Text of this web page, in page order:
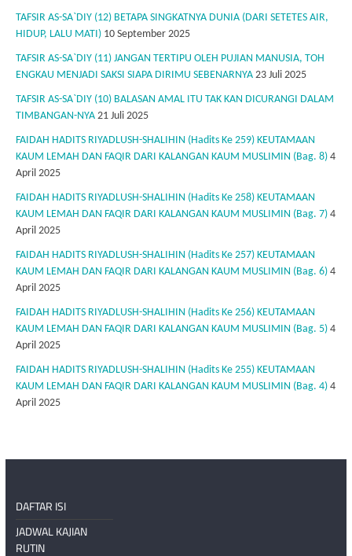
TAFSIR AS-SA`DIY (12) BETAPA SINGKATNYA DUNIA (DARI SETETES AIR,
HIDUP, LALU MATI) 10 September 2025
TAFSIR AS-SA`DIY (11) JANGAN TERTIPU OLEH PUJIAN MANUSIA, TOH
ENGKAU MENJADI SAKSI SIAPA DIRIMU SEBENARNYA 23 Juli 2025
TAFSIR AS-SA`DIY (10) BALASAN AMAL ITU TAK KAN DICURANGI DALAM
TIMBANGAN-NYA 21 Juli 2025
FAIDAH HADITS RIYADLUSH-SHALIHIN (Hadits Ke 259) KEUTAMAAN
KAUM LEMAH DAN FAQIR DARI KALANGAN KAUM MUSLIMIN (Bag. 8) 4
April 2025
FAIDAH HADITS RIYADLUSH-SHALIHIN (Hadits Ke 258) KEUTAMAAN
KAUM LEMAH DAN FAQIR DARI KALANGAN KAUM MUSLIMIN (Bag. 7) 4
April 2025
FAIDAH HADITS RIYADLUSH-SHALIHIN (Hadits Ke 257) KEUTAMAAN
KAUM LEMAH DAN FAQIR DARI KALANGAN KAUM MUSLIMIN (Bag. 6) 4
April 2025
FAIDAH HADITS RIYADLUSH-SHALIHIN (Hadits Ke 256) KEUTAMAAN
KAUM LEMAH DAN FAQIR DARI KALANGAN KAUM MUSLIMIN (Bag. 5) 4
April 2025
FAIDAH HADITS RIYADLUSH-SHALIHIN (Hadits Ke 255) KEUTAMAAN
KAUM LEMAH DAN FAQIR DARI KALANGAN KAUM MUSLIMIN (Bag. 4) 4
April 2025
DAFTAR ISI
JADWAL KAJIAN
RUTIN